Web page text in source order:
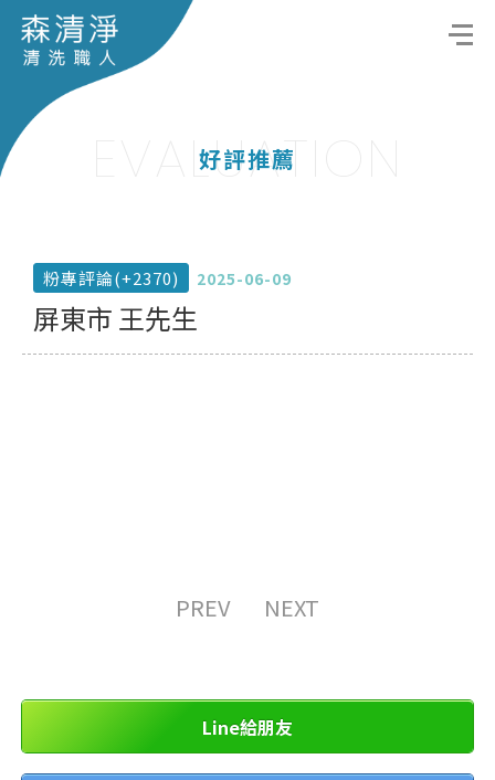
EVALUATION
好評推薦
粉專評論(+2370) 2025-06-09
屏東市 王先生
PREV NEXT
Line給朋友